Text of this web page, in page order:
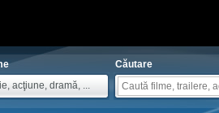
acţiune, dramă, ...
Căutare